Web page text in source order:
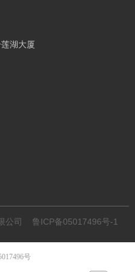
湖大厦
公司 鲁ICP备05017496号-1
号